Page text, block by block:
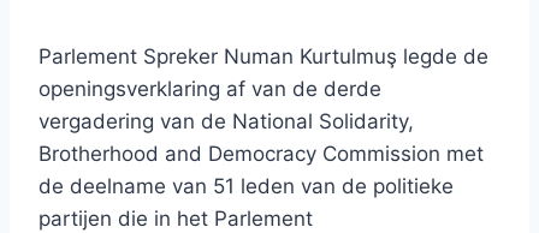
Parlement Spreker Numan Kurtulmuş legde de
openingsverklaring af van de derde
vergadering van de National Solidarity,
Brotherhood and Democracy Commission met
de deelname van 51 leden van de politieke
partijen die in het Parlement